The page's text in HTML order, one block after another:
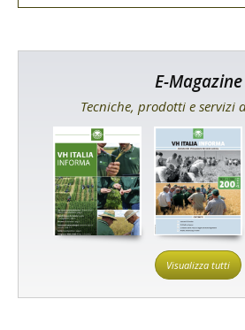
E-Magazine
Tecniche, prodotti e servizi
Visualizza tutti